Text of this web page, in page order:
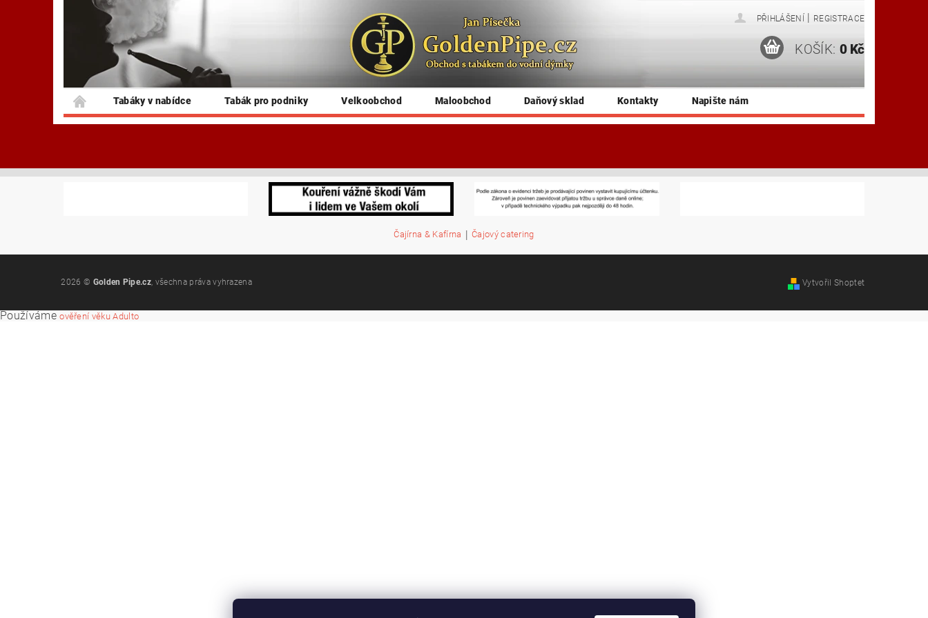
PŘIHLÁŠENÍ | REGISTRACE
KOŠÍK: 0 Kč
Tabáky v nabídce Tabák pro podniky Velkoobchod Maloobchod Daňový sklad Kontakty Napište nám
Čajírna & Kafírna | Čajový catering
2026 © Golden Pipe.cz , všechna práva vyhrazena Vytvořil Shoptet
Používámeověření věku Adulto